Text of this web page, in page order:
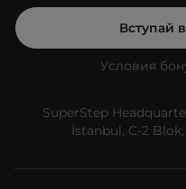
Вступай в
Условия
SuperStep
İstanbul, C-2